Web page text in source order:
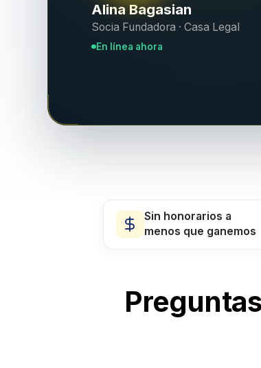
Alina Bagasian
Socia Fundadora · Casa Legal
En línea ahora
Sin honorarios a
menos que ganemos